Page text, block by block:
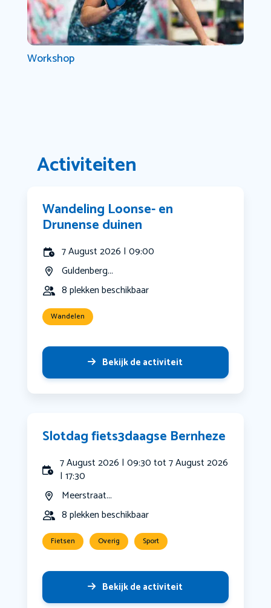
Workshop
Activiteiten
Wandeling Loonse- en
Drunense duinen
7 August 2026 | 09:00
Guldenberg...
8 plekken beschikbaar
Wandelen
Bekijk de activiteit
Slotdag fiets3daagse Bernheze
7 August 2026 | 09:30 tot 7 August 2026
| 17:30
Meerstraat...
8 plekken beschikbaar
Fietsen Overig Sport
Bekijk de activiteit